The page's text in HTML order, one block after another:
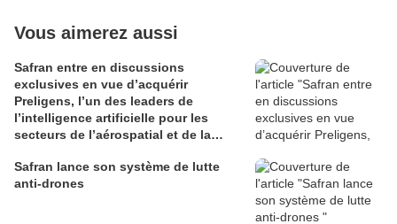
Vous aimerez aussi
Safran entre en discussions
exclusives en vue d’acquérir
Preligens, l’un des leaders de
l’intelligence artificielle pour les
secteurs de l’aérospatial et de la
Safran lance son système de lutte
anti-drones